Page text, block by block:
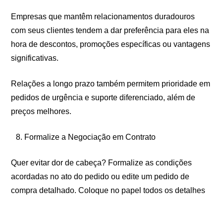
Empresas que mantêm relacionamentos duradouros
com seus clientes tendem a dar preferência para eles na
hora de descontos, promoções específicas ou vantagens
significativas.
Relações a longo prazo também permitem prioridade em
pedidos de urgência e suporte diferenciado, além de
preços melhores.
Formalize a Negociação em Contrato
Quer evitar dor de cabeça? Formalize as condições
acordadas no ato do pedido ou edite um pedido de
compra detalhado. Coloque no papel todos os detalhes